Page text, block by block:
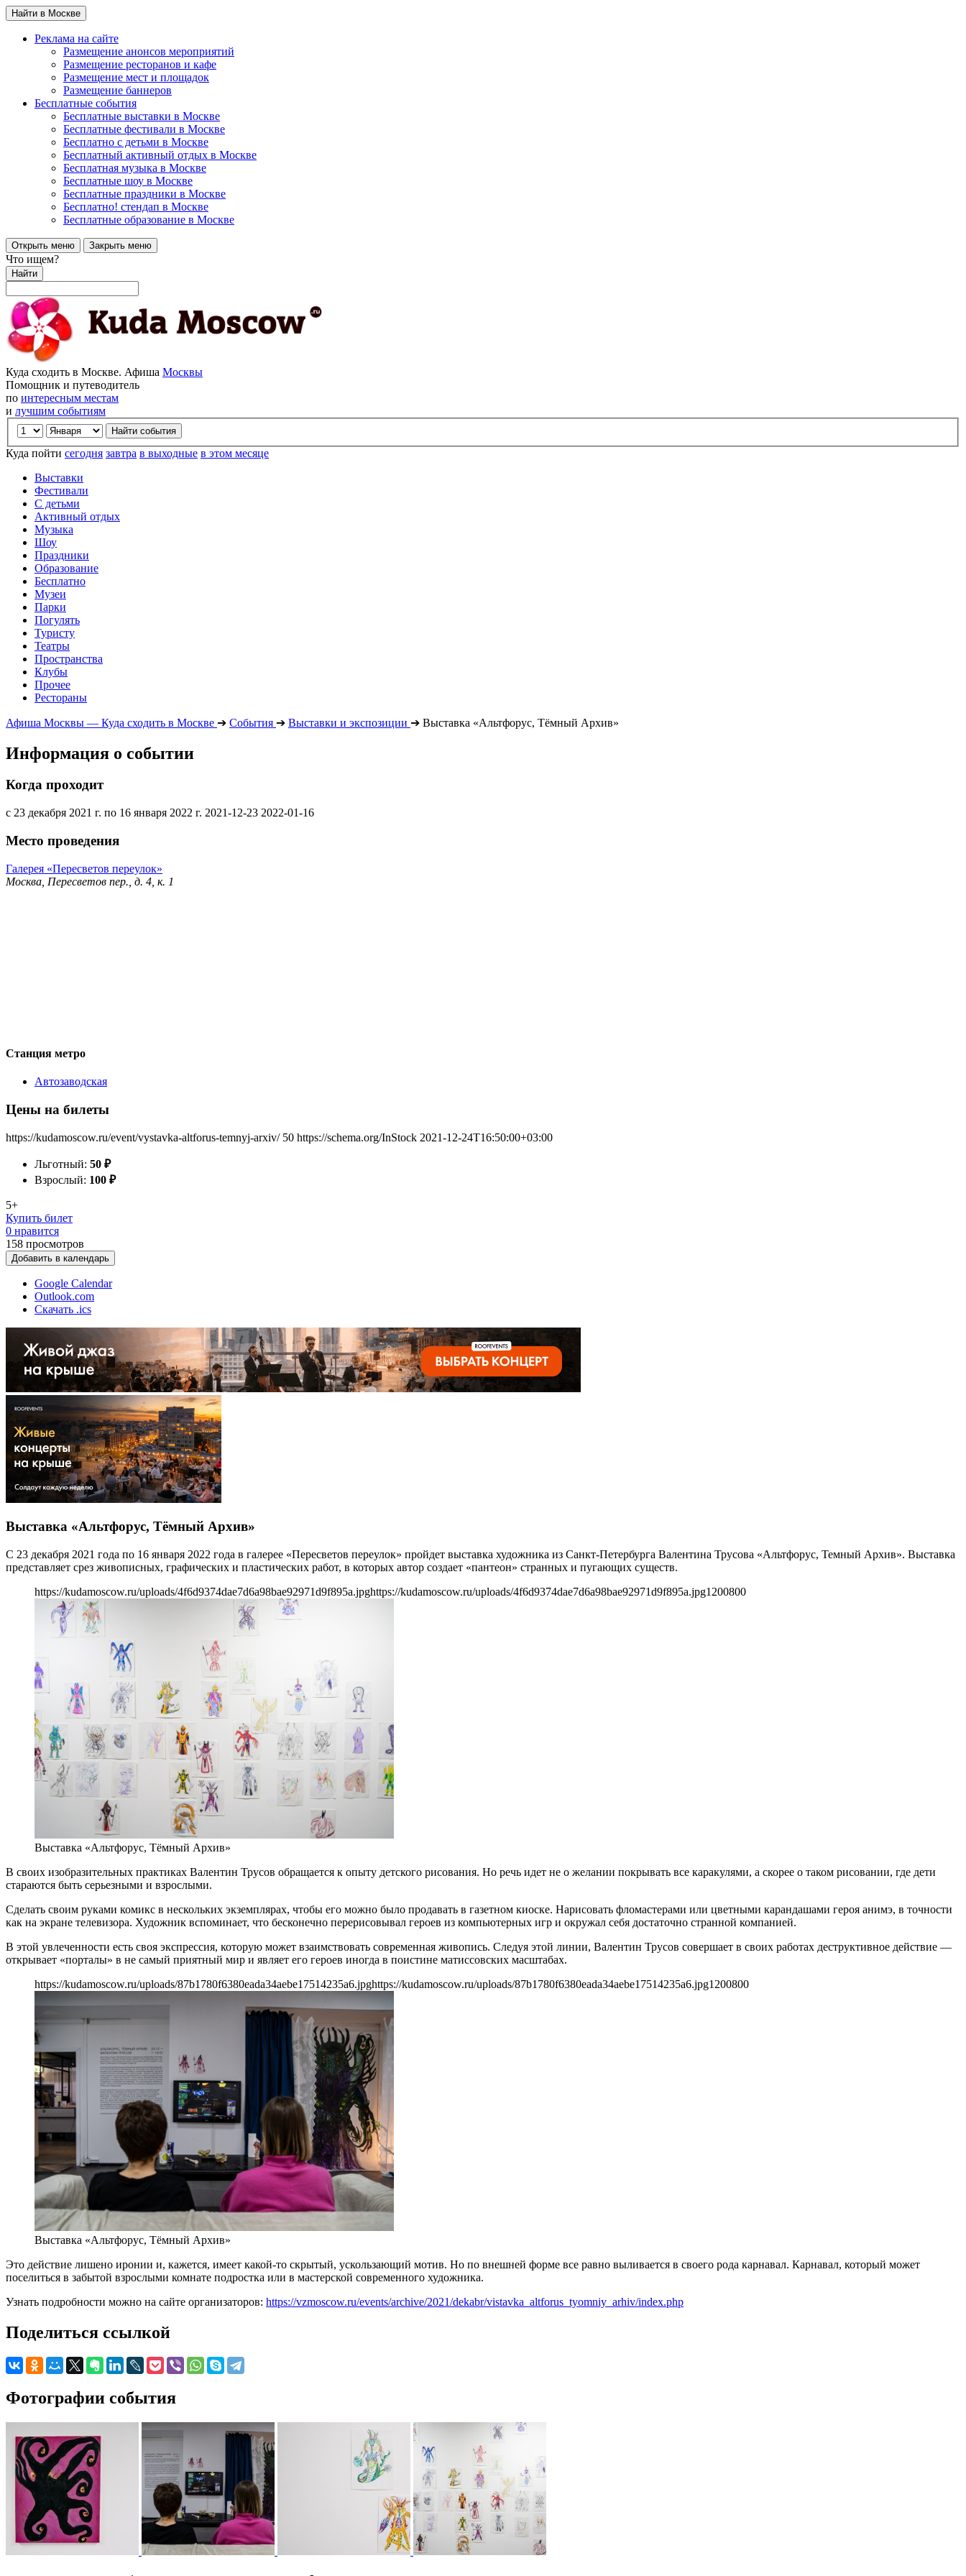
Найти в Москве
Реклама на сайте
Размещение анонсов мероприятий
Размещение ресторанов и кафе
Размещение мест и площадок
Размещение баннеров
Бесплатные события
Бесплатные выставки в Москве
Бесплатные фестивали в Москве
Бесплатно с детьми в Москве
Бесплатный активный отдых в Москве
Бесплатная музыка в Москве
Бесплатные шоу в Москве
Бесплатные праздники в Москве
Бесплатно! стендап в Москве
Бесплатные образование в Москве
Открыть меню Закрыть меню
Что ищем?
Найти
Куда сходить в Москве. Афиша Москвы
Помощник и путеводитель
по интересным местам
и лучшим событиям
Куда пойти сегодня завтра в выходные в этом месяце
Выставки
Фестивали
С детьми
Активный отдых
Музыка
Шоу
Праздники
Образование
Бесплатно
Музеи
Парки
Погулять
Туристу
Театры
Пространства
Клубы
Прочее
Рестораны
Афиша Москвы — Куда сходить в Москве ➔ События ➔ Выставки и экспозиции ➔ Выставка «Альтфорус, Тёмный Архив»
Информация о событии
Когда проходит
с 23 декабря 2021 г. по 16 января 2022 г. 2021-12-23 2022-01-16
Место проведения
Галерея «Пересветов переулок»
Москва, Пересветов пер., д. 4, к. 1
Станция метро
Автозаводская
Цены на билеты
https://kudamoscow.ru/event/vystavka-altforus-temnyj-arxiv/ 50 https://schema.org/InStock 2021-12-24T16:50:00+03:00
Льготный: 50 ₽
Взрослый: 100 ₽
5+
Купить билет
0 нравится
158 просмотров
Добавить в календарь
Google Calendar
Outlook.com
Скачать .ics
Выставка «Альтфорус, Тёмный Архив»
С 23 декабря 2021 года по 16 января 2022 года в галерее «Пересветов переулок» пройдет выставка художника из Санкт-Петербурга Валентина Трусова «Альтфорус, Темный Архив». Выставка
представляет срез живописных, графических и пластических работ, в которых автор создает «пантеон» странных и пугающих существ.
https://kudamoscow.ru/uploads/4f6d9374dae7d6a98bae92971d9f895a.jpghttps://kudamoscow.ru/uploads/4f6d9374dae7d6a98bae92971d9f895a.jpg1200800
Выставка «Альтфорус, Тёмный Архив»
В своих изобразительных практиках Валентин Трусов обращается к опыту детского рисования. Но речь идет не о желании покрывать все каракулями, а скорее о таком рисовании, где дети
стараются быть серьезными и взрослыми.
Сделать своим руками комикс в нескольких экземплярах, чтобы его можно было продавать в газетном киоске. Нарисовать фломастерами или цветными карандашами героя анимэ, в точности
как на экране телевизора. Художник вспоминает, что бесконечно перерисовывал героев из компьютерных игр и окружал себя достаточно странной компанией.
В этой увлеченности есть своя экспрессия, которую может взаимствовать современная живопись. Следуя этой линии, Валентин Трусов совершает в своих работах деструктивное действие —
открывает «порталы» в не самый приятный мир и являет его героев иногда в поистине матиссовских масштабах.
https://kudamoscow.ru/uploads/87b1780f6380eada34aebe17514235a6.jpghttps://kudamoscow.ru/uploads/87b1780f6380eada34aebe17514235a6.jpg1200800
Выставка «Альтфорус, Тёмный Архив»
Это действие лишено иронии и, кажется, имеет какой-то скрытый, ускользающий мотив. Но по внешней форме все равно выливается в своего рода карнавал. Карнавал, который может
поселиться в забытой взрослыми комнате подростка или в мастерской современного художника.
Узнать подробности можно на сайте организаторов: https://vzmoscow.ru/events/archive/2021/dekabr/vistavka_altforus_tyomniy_arhiv/index.php
Поделиться ссылкой
Фотографии события